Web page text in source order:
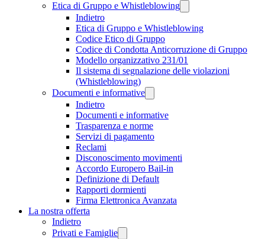
Etica di Gruppo e Whistleblowing
Indietro
Etica di Gruppo e Whistleblowing
Codice Etico di Gruppo
Codice di Condotta Anticorruzione di Gruppo
Modello organizzativo 231/01
Il sistema di segnalazione delle violazioni
(Whistleblowing)
Documenti e informative
Indietro
Documenti e informative
Trasparenza e norme
Servizi di pagamento
Reclami
Disconoscimento movimenti
Accordo Europero Bail-in
Definizione di Default
Rapporti dormienti
Firma Elettronica Avanzata
La nostra offerta
Indietro
Privati e Famiglie